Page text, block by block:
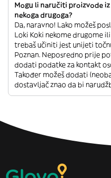
Mogu li naručiti proizvode
nekoga drugoga?
Da, naravno! Lako možeš
Loki Koki nekome drugome
trebaš učiniti jest unijeti
Poznan. Neposredno prije
dodati podatke za kontakt
Također možeš dodati
dostavljač znao da bi